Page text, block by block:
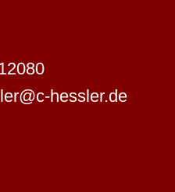
hessler.de